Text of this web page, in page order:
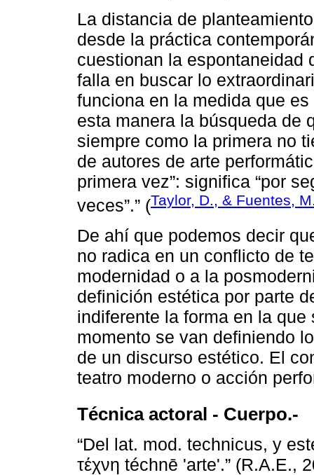
La distancia de
desde la práctica
cuestionan la espontaneidad
falla en buscar lo
funciona en la medida que
esta manera la búsqueda de
siempre como la primera no
de autores de arte
primera vez”: significa “por
veces”.” (Taylor, D., & Fuentes,
De ahí que podemos decir
no radica en un conflicto de
modernidad o a la
definición estética por parte
indiferente la forma en la
momento se van definiendo
de un discurso estético. El
teatro moderno o acción
Técnica actoral - Cuerpo.-
“Del lat. mod. technicus, y
τέχνη téchnē 'arte'.” (R.A.E.,